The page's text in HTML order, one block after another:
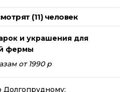
(11) человек
и украшения для
фермы
от 1990 р
Долгопрудному: